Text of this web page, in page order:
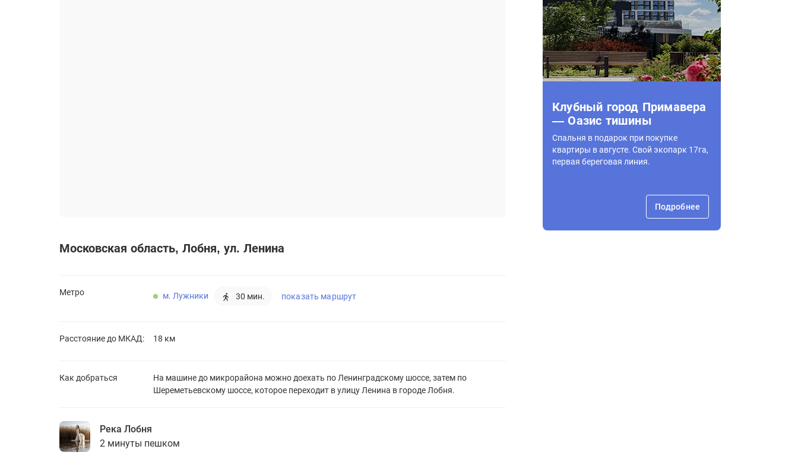
Клубный город Примавера
— Оазис тишины
Спальня в подарок при покупке
квартиры в августе. Свой экопарк 17га,
первая береговая линия.
Подробнее
Московская область Лобня ул. Ленина
Метро м. Лужники 30 мин. показать маршрут
Расстояние до МКАД: 18 км
Как добраться
На машине до микрорайона можно доехать по Ленинградскому шоссе, затем по
Шереметьевскому шоссе, которое переходит в улицу Ленина в городе Лобня.
Река Лобня
2 минуты пешком